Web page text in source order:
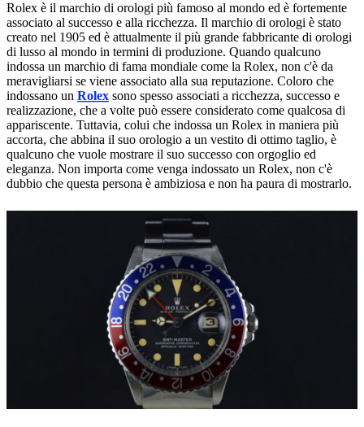
Rolex è il marchio di orologi più famoso al mondo ed è fortemente
associato al successo e alla ricchezza. Il marchio di orologi è stato
creato nel 1905 ed è attualmente il più grande fabbricante di orologi
di lusso al mondo in termini di produzione. Quando qualcuno
indossa un marchio di fama mondiale come la Rolex, non c'è da
meravigliarsi se viene associato alla sua reputazione. Coloro che
indossano un Rolex sono spesso associati a ricchezza, successo e
realizzazione, che a volte può essere considerato come qualcosa di
appariscente. Tuttavia, colui che indossa un Rolex in maniera più
accorta, che abbina il suo orologio a un vestito di ottimo taglio, è
qualcuno che vuole mostrare il suo successo con orgoglio ed
eleganza. Non importa come venga indossato un Rolex, non c'è
dubbio che questa persona è ambiziosa e non ha paura di mostrarlo.